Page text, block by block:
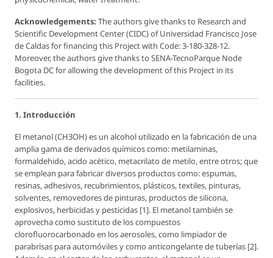
Acknowledgements: The authors give thanks to Research and
Scientific Development Center (CIDC) of Universidad Francisco Jose
de Caldas for financing this Project with Code: 3-180-328-12.
Moreover, the authors give thanks to SENA-TecnoParque Node
Bogota DC for allowing the development of this Project in its
facilities.
1. Introducción
El metanol (CH3OH) es un alcohol utilizado en la fabricación de una
amplia gama de derivados químicos como: metilaminas,
formaldehido, acido acético, metacrilato de metilo, entre otros; que
se emplean para fabricar diversos productos como: espumas,
resinas, adhesivos, recubrimientos, plásticos, textiles, pinturas,
solventes, removedores de pinturas, productos de silicona,
explosivos, herbicidas y pesticidas [1]. El metanol también se
aprovecha como sustituto de los compuestos
clorofluorocarbonado en los aerosoles, como limpiador de
parabrisas para automóviles y como anticongelante de tuberías [2].